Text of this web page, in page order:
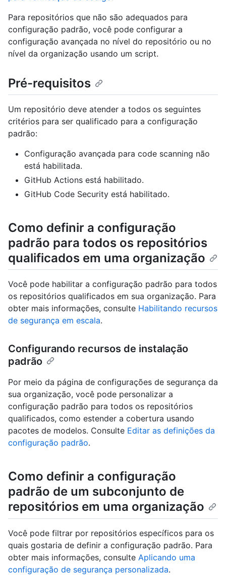
Para repositórios que não são adequados para
configuração padrão, você pode configurar a
configuração avançada no nível do repositório ou no
nível da organização usando um script.
Pré-requisitos
Um repositório deve atender a todos os seguintes
critérios para ser qualificado para a configuração
padrão:
Configuração avançada para code scanning não
está habilitada.
GitHub Actions está habilitado.
GitHub Code Security está habilitado.
Como definir a configuração
padrão para todos os repositórios
qualificados em uma organização
Você pode habilitar a configuração padrão para todos
os repositórios qualificados em sua organização. Para
obter mais informações, consulte Habilitando recursos
de segurança em escala.
Configurando recursos de instalação
padrão
Por meio da página de configurações de segurança da
sua organização, você pode personalizar a
configuração padrão para todos os repositórios
qualificados, como estender a cobertura usando
pacotes de modelos. Consulte Editar as definições da
configuração padrão.
Como definir a configuração
padrão de um subconjunto de
repositórios em uma organização
Você pode filtrar por repositórios específicos para os
quais gostaria de definir a configuração padrão. Para
obter mais informações, consulte Aplicando uma
configuração de segurança personalizada.